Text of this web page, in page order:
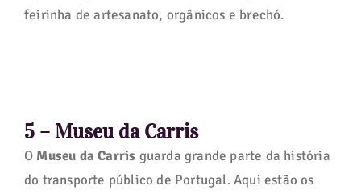
feirinha de artesanato, orgânicos e brechó.
5 – Museu da Carris
O Museu da Carris guarda grande parte da história
do transporte público de Portugal. Aqui estão os